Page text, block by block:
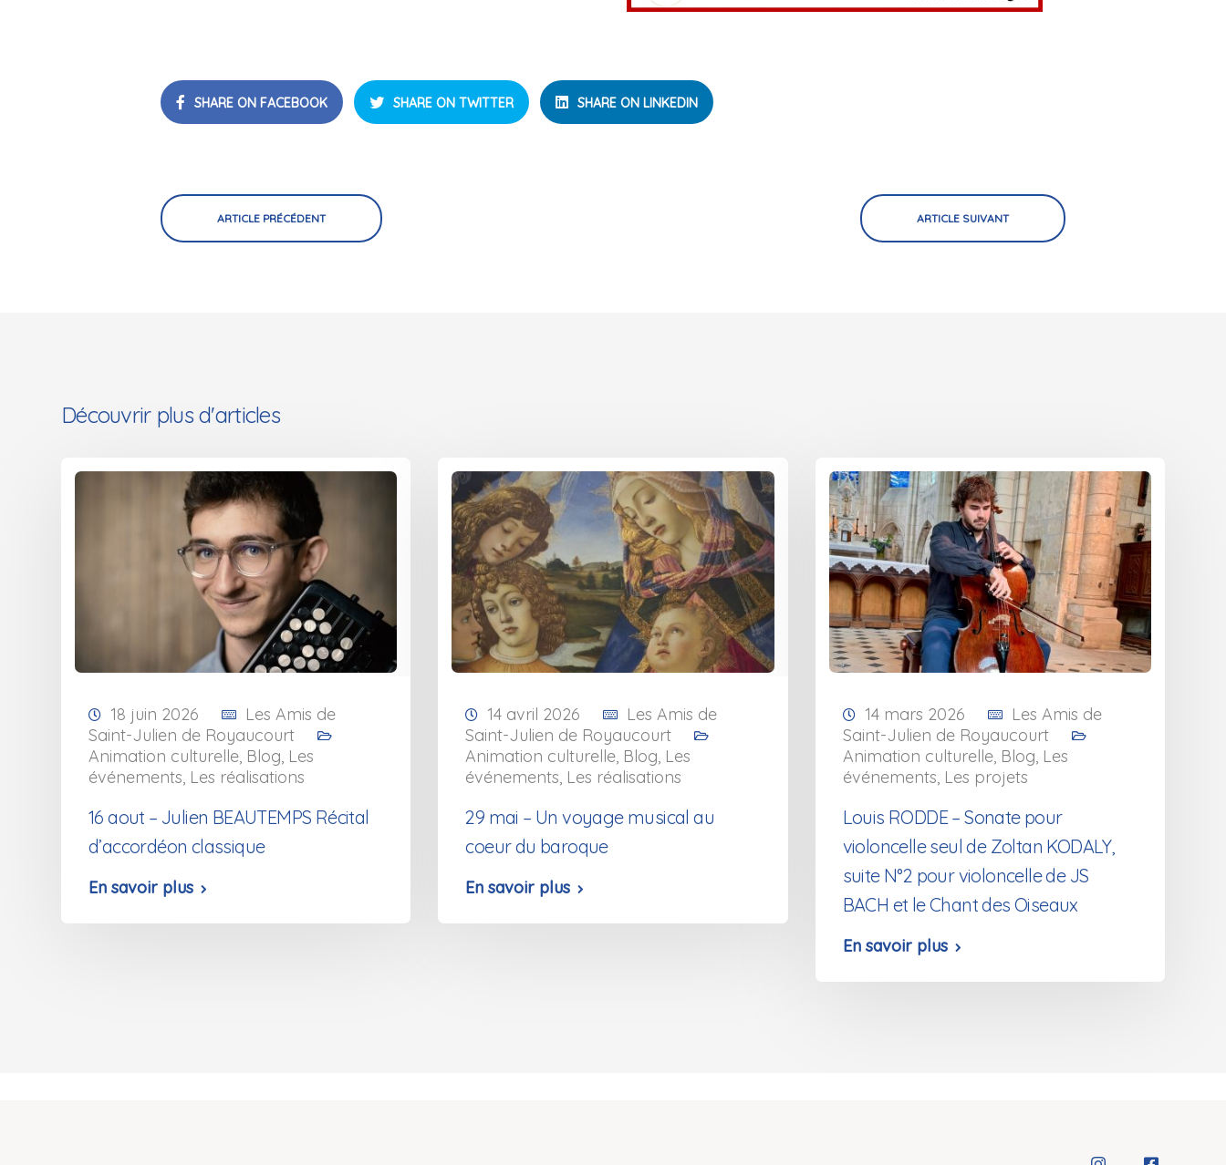
SHARE ON FACEBOOK SHARE ON TWITTER SHARE ON LINKEDIN
ARTICLE PRÉCÉDENT ARTICLE SUIVANT
Découvrir plus d'articles
18 juin 2026
Les Amis de
Saint-Julien de Royaucourt
Animation culturelle, Blog, Les
événements, Les réalisations
16 aout – Julien BEAUTEMPS Récital
d’accordéon classique
En savoir plus
14 avril 2026
Les Amis de
Saint-Julien de Royaucourt
Animation culturelle, Blog, Les
événements, Les réalisations
29 mai – Un voyage musical au
coeur du baroque
En savoir plus
14 mars 2026
Les Amis de
Saint-Julien de Royaucourt
Animation culturelle, Blog, Les
événements, Les projets
Louis RODDE – Sonate pour
violoncelle seul de Zoltan KODALY,
suite N°2 pour violoncelle de JS
BACH et le Chant des Oiseaux
En savoir plus